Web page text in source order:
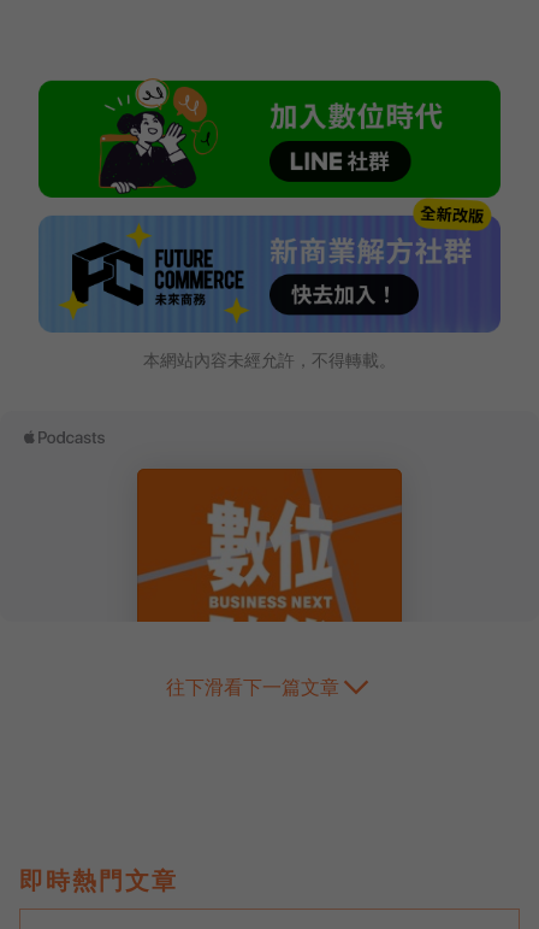
本網站內容未經允許，不得轉載。
往下滑看下一篇文章
即時熱門文章